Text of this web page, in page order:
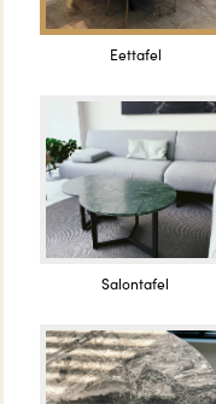
Eettafel
Salontafel